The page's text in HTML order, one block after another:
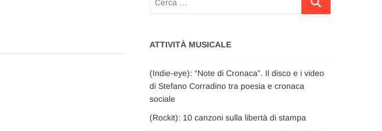
ATTIVITÀ MUSICALE
(Indie-eye): “Note di Cronaca”. Il disco e i video
di Stefano Corradino tra poesia e cronaca
sociale
(Rockit): 10 canzoni sulla libertà di stampa